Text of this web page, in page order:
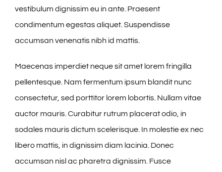
vestibulum dignissim eu in ante. Praesent
condimentum egestas aliquet. Suspendisse
accumsan venenatis nibh id mattis.
Maecenas imperdiet neque sit amet lorem fringilla
pellentesque. Nam fermentum ipsum blandit nunc
consectetur, sed porttitor lorem lobortis. Nullam vitae
auctor mauris. Curabitur rutrum placerat odio, in
sodales mauris dictum scelerisque. In molestie ex nec
libero mattis, in dignissim diam lacinia. Donec
accumsan nisl ac pharetra dignissim. Fusce